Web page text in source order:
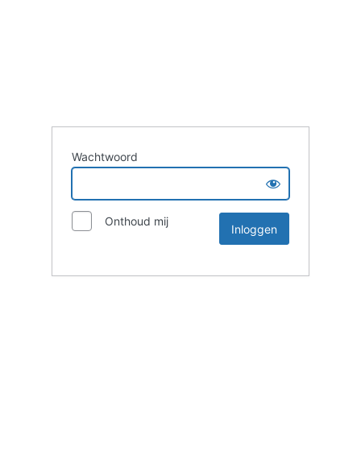
Wachtwoord
Onthoud mij